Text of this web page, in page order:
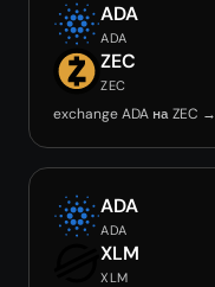
ADA
ADA
ZEC
ZEC
exchange ADA на ZEC →
ADA
ADA
XLM
XLM